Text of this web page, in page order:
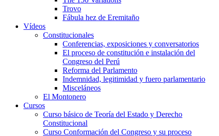
Trovo
Fábula hez de Eremitaño
Vídeos
Constitucionales
Conferencias, exposiciones y conversatorios
El proceso de constitución e instalación del
Congreso del Perú
Reforma del Parlamento
Indemnidad, legitimidad y fuero parlamentario
Misceláneos
El Montonero
Cursos
Curso básico de Teoría del Estado y Derecho
Constitucional
Curso Conformación del Congreso y su proceso